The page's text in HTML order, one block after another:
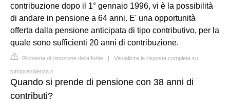
contribuzione dopo il 1° gennaio 1996, vi è la possibilità
di andare in pensione a 64 anni. E' una opportunità
offerta dalla pensione anticipata di tipo contributivo, per la
quale sono sufficienti 20 anni di contribuzione.
Richiesta di rimozione della fonte | Visualizza la risposta completa su
tuttoprevidenza.it
Quando si prende di pensione con 38 anni di
contributi?